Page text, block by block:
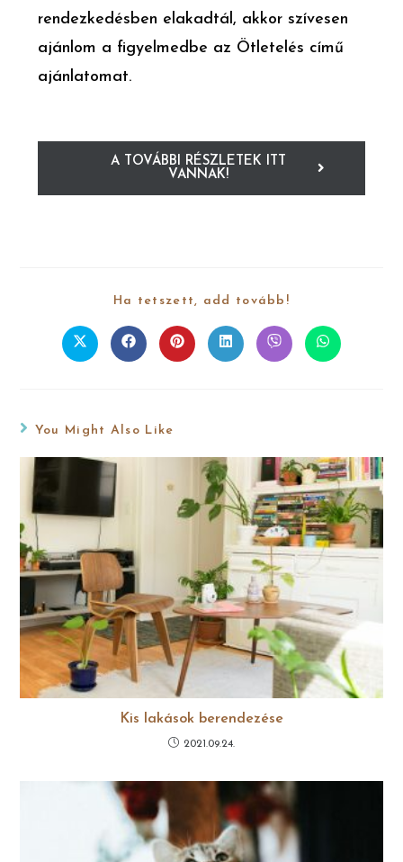
rendezkedésben elakadtál, akkor szívesen
ajánlom a figyelmedbe az Ötletelés című
ajánlatomat.
A TOVÁBBI RÉSZLETEK ITT
VANNAK!
Ha tetszett, add tovább!
You Might Also Like
Kis lakások berendezése
2021.09.24.